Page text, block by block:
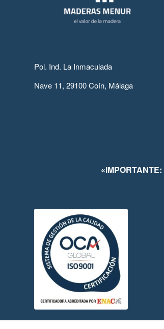
Pol. Ind. La Inmaculada
Nave 11, 29100 Coín, Málaga
«IMPORTANTE: